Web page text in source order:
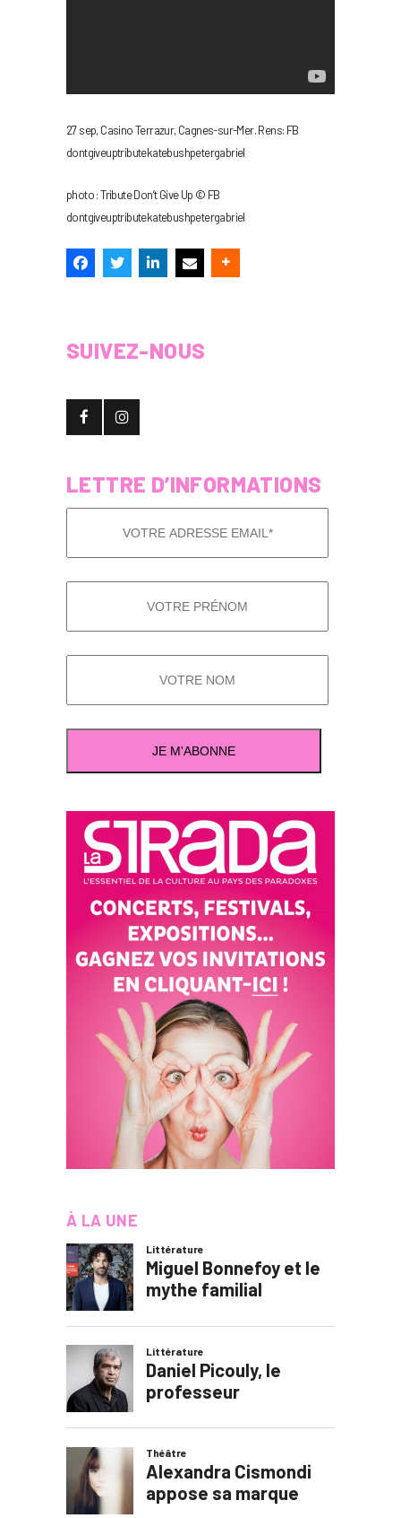
27 sep, Casino Terrazur, Cagnes-sur-Mer. Rens: FB
dontgiveuptributekatebushpetergabriel
photo : Tribute Don’t Give Up © FB
dontgiveuptributekatebushpetergabriel
SUIVEZ-NOUS
LETTRE D’INFORMATIONS
À LA UNE